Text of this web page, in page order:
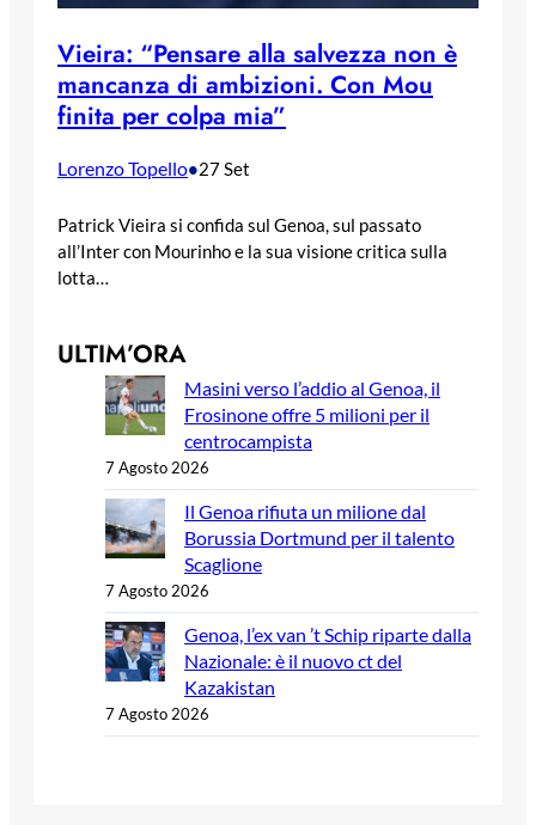
Vieira: “Pensare alla salvezza non è
mancanza di ambizioni. Con Mou
finita per colpa mia”
Lorenzo Topello•27 Set
Patrick Vieira si confida sul Genoa, sul passato
all’Inter con Mourinho e la sua visione critica sulla
lotta…
ULTIM’ORA
Masini verso l’addio al Genoa, il
Frosinone offre 5 milioni per il
centrocampista
7 Agosto 2026
Il Genoa rifiuta un milione dal
Borussia Dortmund per il talento
Scaglione
7 Agosto 2026
Genoa, l’ex van ’t Schip riparte dalla
Nazionale: è il nuovo ct del
Kazakistan
7 Agosto 2026